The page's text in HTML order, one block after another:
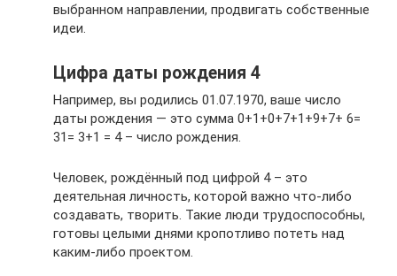
выбранном направлении, продвигать собственные
идеи.
Цифра даты рождения 4
Например, вы родились 01.07.1970, ваше число
даты рождения — это сумма 0+1+0+7+1+9+7+ 6=
31= 3+1 = 4 – число рождения.
Человек, рождённый под цифрой 4 – это
деятельная личность, которой важно что-либо
создавать, творить. Такие люди трудоспособны,
готовы целыми днями кропотливо потеть над
каким-либо проектом.